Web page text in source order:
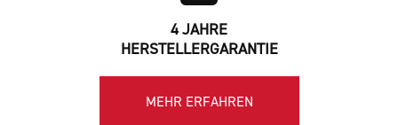
4 JAHRE
HERSTELLERGARANTIE
MEHR ERFAHREN